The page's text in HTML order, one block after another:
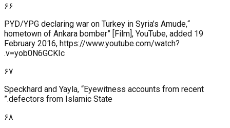
۶۶
“PYD/YPG declaring war on Turkey in Syria’s Amude,
hometown of Ankara bomber” [Film], YouTube, added 19
February 2016, https://www.youtube.com/watch?
v=yob0N6GCKIc.
۶۷
Speckhard and Yayla, “Eyewitness accounts from recent
defectors from Islamic State.”
۶۸